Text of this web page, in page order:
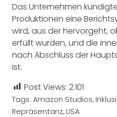
Das Unternehmen
Produktionen eine
wird, aus der hervorgeht,
erfüllt wurden, und die
nach Abschluss der
ist.
Post Views: 2.101
Tags: Amazon Studios,
Repräsentanz, USA